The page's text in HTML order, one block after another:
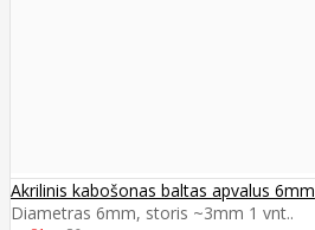
Akrilinis kabošonas baltas apvalus 6mm
Diametras 6mm, storis ~3mm 1 vnt..